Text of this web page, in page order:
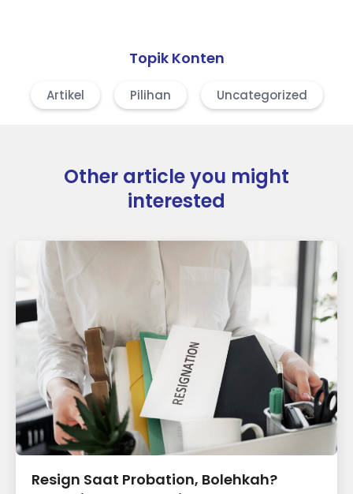
Topik Konten
Artikel Pilihan Uncategorized
Other article you might
interested
Resign Saat Probation, Bolehkah?